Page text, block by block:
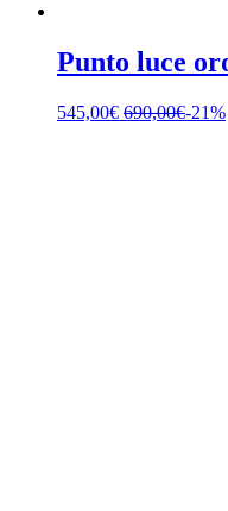
Punto luce
545,00€ 690,00€-21%